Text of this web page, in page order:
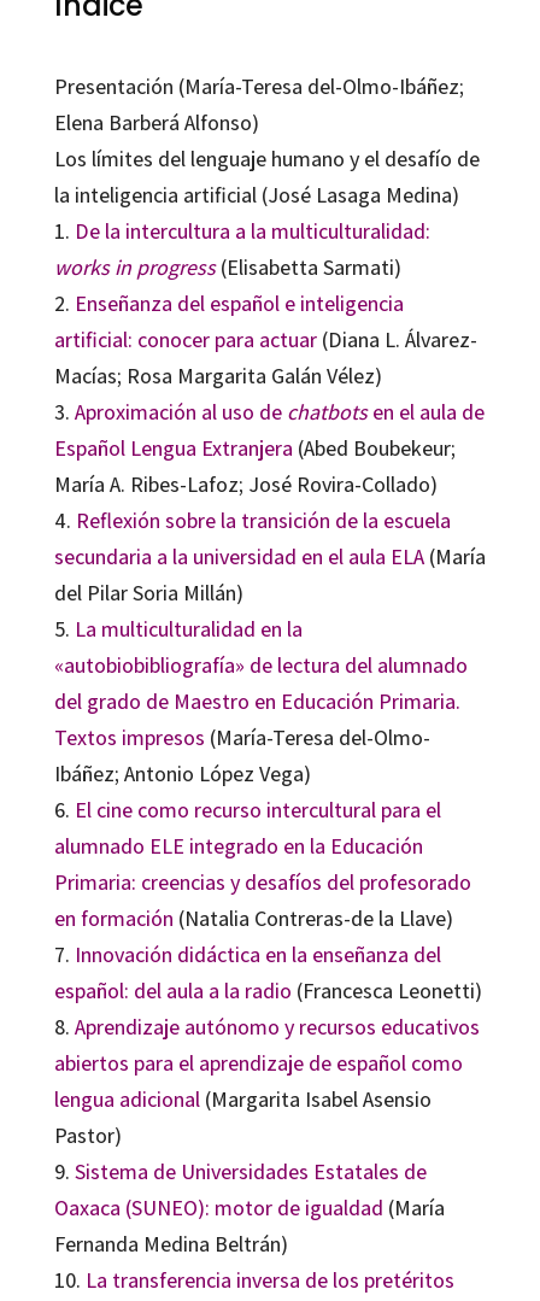
Presentación (María-Teresa del-Olmo-Ibáñez;
Elena Barberá Alfonso)
Los límites del lenguaje humano y el desafío de
la inteligencia artificial (José Lasaga Medina)
1. De la intercultura a la multiculturalidad:
works in progress(Elisabetta Sarmati)
2. Enseñanza del español e inteligencia
artificial: conocer para actuar(Diana L. Álvarez-
Macías; Rosa Margarita Galán Vélez)
3. Aproximación al uso de chatbotsen el aula de
Español Lengua Extranjera (Abed Boubekeur;
María A. Ribes-Lafoz; José Rovira-Collado)
4. Reflexión sobre la transición de la escuela
secundaria a la universidad en el aula ELA(María
del Pilar Soria Millán)
5. La multiculturalidad en la
«autobiobibliografía» de lectura del alumnado
del grado de Maestro en Educación Primaria.
Textos impresos (María-Teresa del-Olmo-
Ibáñez; Antonio López Vega)
6. El cine como recurso intercultural para el
alumnado ELE integrado en la Educación
Primaria: creencias y desafíos del profesorado
en formación (Natalia Contreras-de la Llave)
7. Innovación didáctica en la enseñanza del
español: del aula a la radio (Francesca Leonetti)
8. Aprendizaje autónomo y recursos educativos
abiertos para el aprendizaje de español como
lengua adicional(Margarita Isabel Asensio
Pastor)
9. Sistema de Universidades Estatales de
Oaxaca (SUNEO): motor de igualdad (María
Fernanda Medina Beltrán)
10. La transferencia inversa de los pretéritos